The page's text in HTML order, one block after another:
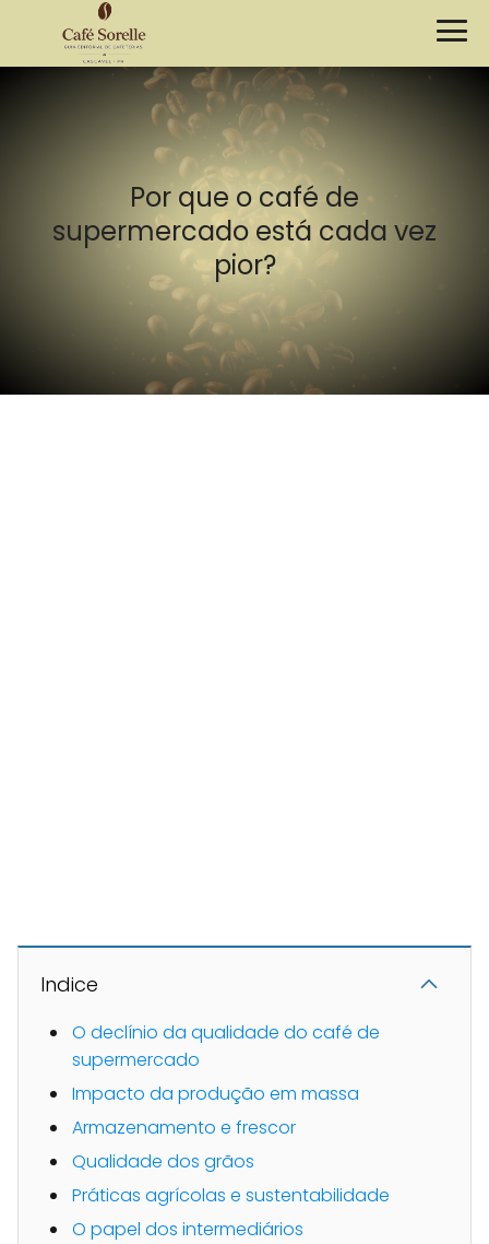
Por que o café de
supermercado está cada vez
pior?
Indice
O declínio da qualidade do café de
supermercado
Impacto da produção em massa
Armazenamento e frescor
Qualidade dos grãos
Práticas agrícolas e sustentabilidade
O papel dos intermediários